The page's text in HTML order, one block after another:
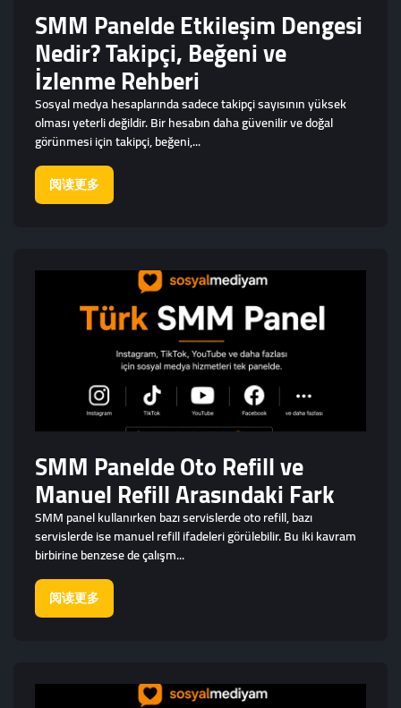
SMM Panelde Etkileşim Dengesi
Nedir? Takipçi, Beğeni ve
İzlenme Rehberi
Sosyal medya hesaplarında sadece takipçi sayısının yüksek
olması yeterli değildir. Bir hesabın daha güvenilir ve doğal
görünmesi için takipçi, beğeni,...
阅读更多
SMM Panelde Oto Refill ve
Manuel Refill Arasındaki Fark
SMM panel kullanırken bazı servislerde oto refill, bazı
servislerde ise manuel refill ifadeleri görülebilir. Bu iki kavram
birbirine benzese de çalışm...
阅读更多